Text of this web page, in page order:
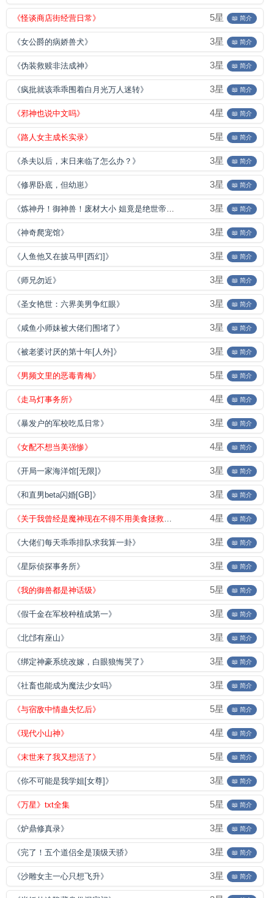
《怪谈商店街经营日常》 5星 📖 简介
《女公爵的病娇兽犬》 3星 📖 简介
《伪装救赎非法成神》 3星 📖 简介
《疯批就该乖乖围着白月光万人迷转》 3星 📖 简介
《邪神也说中文吗》 4星 📖 简介
《路人女主成长实录》 5星 📖 简介
《杀夫以后，末日来临了怎么办？》 3星 📖 简介
《修界卧底，但幼崽》 3星 📖 简介
3星 📖 简介
《神奇爬宠馆》 3星 📖 简介
《人鱼他又在披马甲[西幻]》 3星 📖 简介
《师兄勿近》 3星 📖 简介
《圣女艳世：六界美男争红眼》 3星 📖 简介
《咸鱼小师妹被大佬们围堵了》 3星 📖 简介
《被老婆讨厌的第十年[人外]》 3星 📖 简介
《男频文里的恶毒青梅》 5星 📖 简介
《走马灯事务所》 4星 📖 简介
《暴发户的军校吃瓜日常》 3星 📖 简介
《女配不想当美强惨》 4星 📖 简介
《开局一家海洋馆[无限]》 3星 📖 简介
《和直男beta闪婚[GB]》 3星 📖 简介
4星 📖 简介
《大佬们每天乖乖排队求我算一卦》 3星 📖 简介
《星际侦探事务所》 3星 📖 简介
《我的御兽都是神话级》 5星 📖 简介
《假千金在军校种植成第一》 3星 📖 简介
《北邙有座山》 3星 📖 简介
《绑定神豪系统改嫁，白眼狼悔哭了》 3星 📖 简介
《社畜也能成为魔法少女吗》 3星 📖 简介
《与宿敌中情蛊失忆后》 5星 📖 简介
《现代小山神》 4星 📖 简介
《末世来了我又想活了》 5星 📖 简介
《你不可能是我学姐[女尊]》 3星 📖 简介
《万星》txt全集 5星 📖 简介
《炉鼎修真录》 3星 📖 简介
《完了！五个道侣全是顶级天骄》 3星 📖 简介
《沙雕女主一心只想飞升》 3星 📖 简介